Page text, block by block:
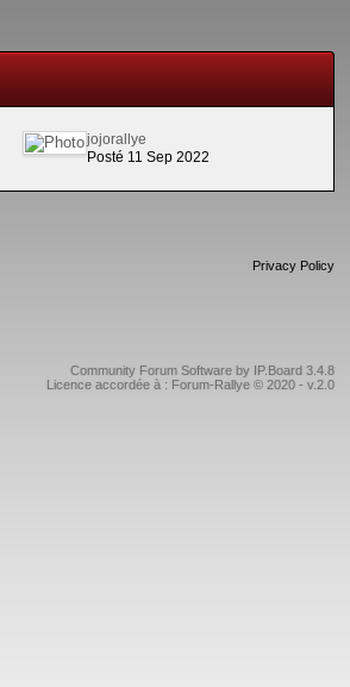
jojorallye
Posté 11 Sep 2022
Privacy Policy
Community Forum Software by IP.Board 3.4.8
Licence accordée à : Forum-Rallye © 2020 - v.2.0